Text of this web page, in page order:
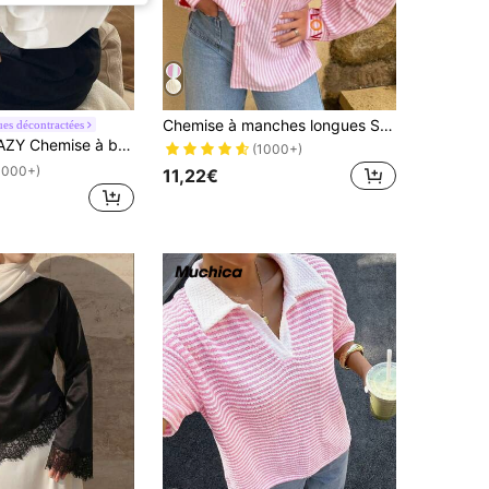
décontractées
à boutons devant, épaules tombantes, manches longues, vêtement fin
Chemise à manches longues Solstice Apparel avec col rayé et broderie cœur français, blouse décontractée oversize rose avec lettre Amour
(1000+)
11,22€